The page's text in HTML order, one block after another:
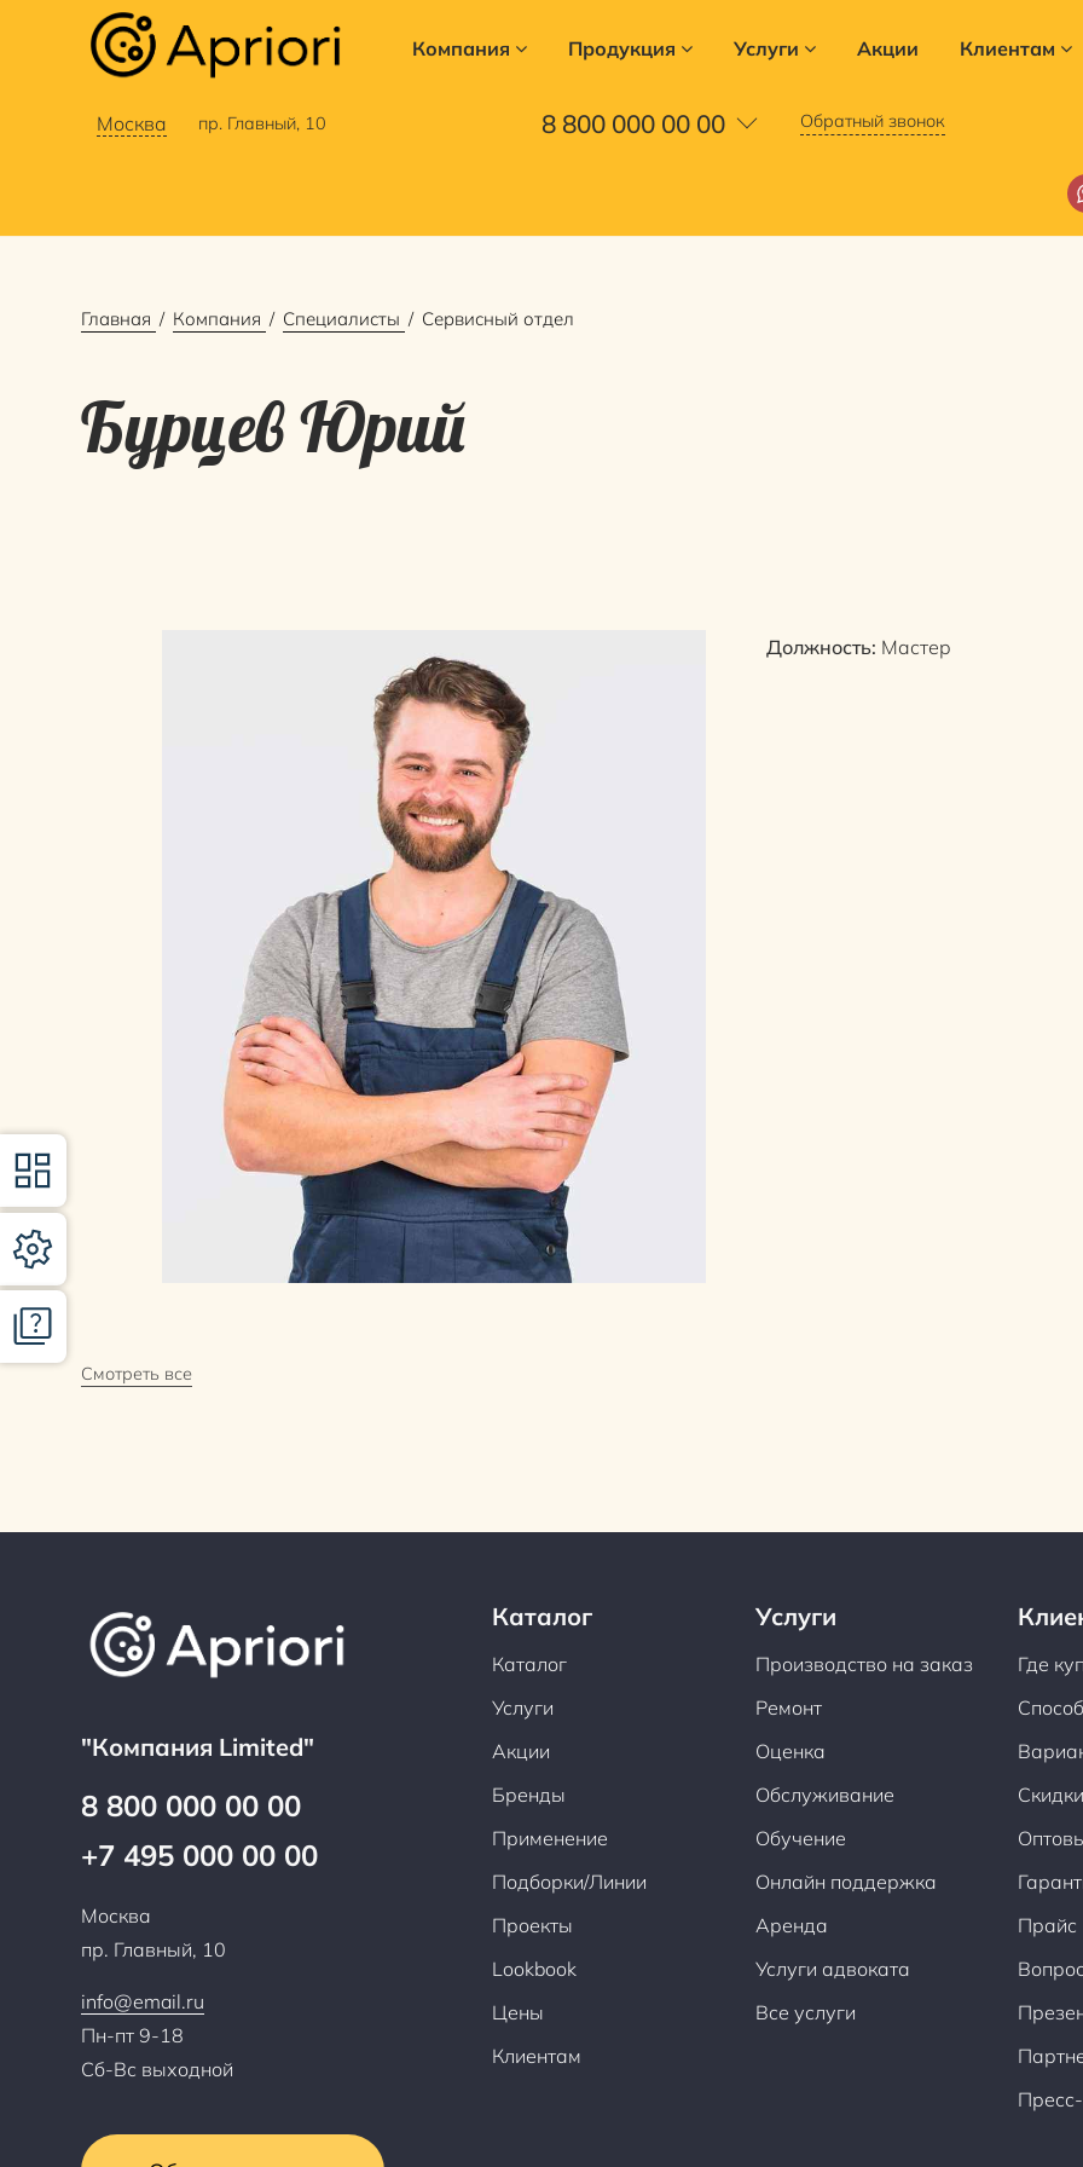
Компания Продукция Услуги Акции Клиентам
Москва пр. Главный, 10 8 800 000 00 00 Обратный звонок
Главная Компания Специалисты Сервисный отдел
Бурцев Юрий
Должность: Мастер
Смотреть все
"Компания Limited"
8 800 000 00 00
+7 495 000 00 00
Москва
пр. Главный, 10
info@email.ru
Пн-пт 9-18
Сб-Вс выходной
Каталог
Каталог
Услуги
Акции
Бренды
Применение
Подборки/Линии
Проекты
Lookbook
Цены
Клиентам
Услуги
Производство на заказ
Ремонт
Оценка
Обслуживание
Обучение
Онлайн поддержка
Аренда
Услуги адвоката
Все услуги
Где
Прайс